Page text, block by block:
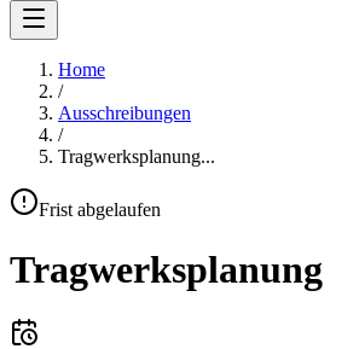
Home
/
Ausschreibungen
/
Tragwerksplanung...
Frist abgelaufen
Tragwerksplanung